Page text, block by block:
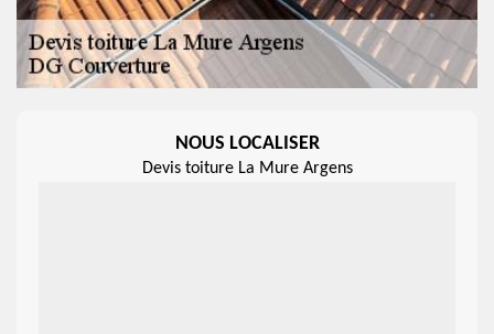
NOUS LOCALISER
Devis toiture La Mure Argens